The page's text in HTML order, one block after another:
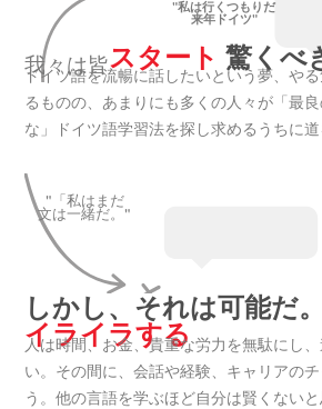
"私は行くつもりだ
来年ドイツ"
我々は皆スタート 驚くべ
ドイツ語を流暢に話したいという夢、や
るものの、あまりにも多くの人々が「最
な」ドイツ語学習法を探し求めるうちに
"「私はまだ
文は一緒だ。"
しかし、それは可能だ。
イライラする
人は時間、お金、貴重な労力を無駄にし
い。その間に、会話や経験、キャリアの
う。他の言語を学ぶほど自分は賢くない